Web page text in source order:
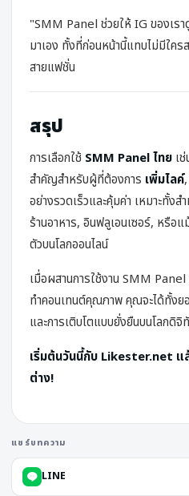
"SMM Panel ช่วยให้ IG ของเร
มาเอง ทั้งที่ก่อนหน้านี้แทบไม่มีใคร
สายแฟชั่น
สรุป
การเลือกใช้ SMM Panel ไทย เ
สำคัญสำหรับผู้ที่ต้องการ เพิ่มไลค์,
อย่างรวดเร็วและคุ้มค่า เหมาะทั้
ร้านอาหาร, อินฟลูเอนเซอร์, หรือ
ตัวบนโลกออนไลน์
เมื่อผสานการใช้งาน SMM Panel
ทำคอนเทนต์คุณภาพ คุณจะได้ทั้ง
และการเติบโตแบบยั่งยืนบนโลกดิจิ
เริ่มต้นวันนี้กับ Likester.net
ต่าง!
แชร์บทความ
LINE